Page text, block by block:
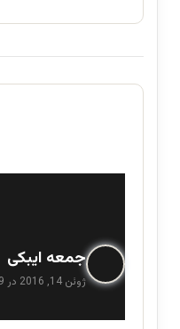
جمعه ایبکی
ف
:
ژوئن 14, 2016 در 11:19 ق.ظ